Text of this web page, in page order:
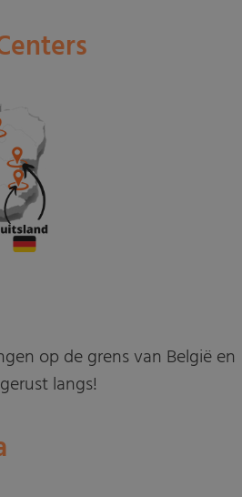
op de grens van België en
langs!